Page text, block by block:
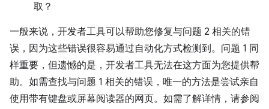
取？
一般来说，开发者工具可以帮助您修复与问题 2 相关的错
误，因为这些错误很容易通过自动化方式检测到。问题 1 同
样重要，但遗憾的是，开发者工具无法在这方面为您提供帮
助。如需查找与问题 1 相关的错误，唯一的方法是尝试亲自
使用带有键盘或屏幕阅读器的网页。如需了解详情，请参阅